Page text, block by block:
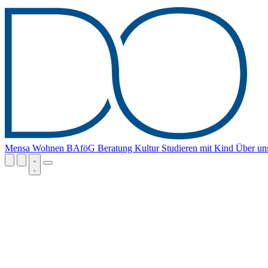
Mensa Wohnen BAföG Beratung Kultur Studieren mit Kind Über